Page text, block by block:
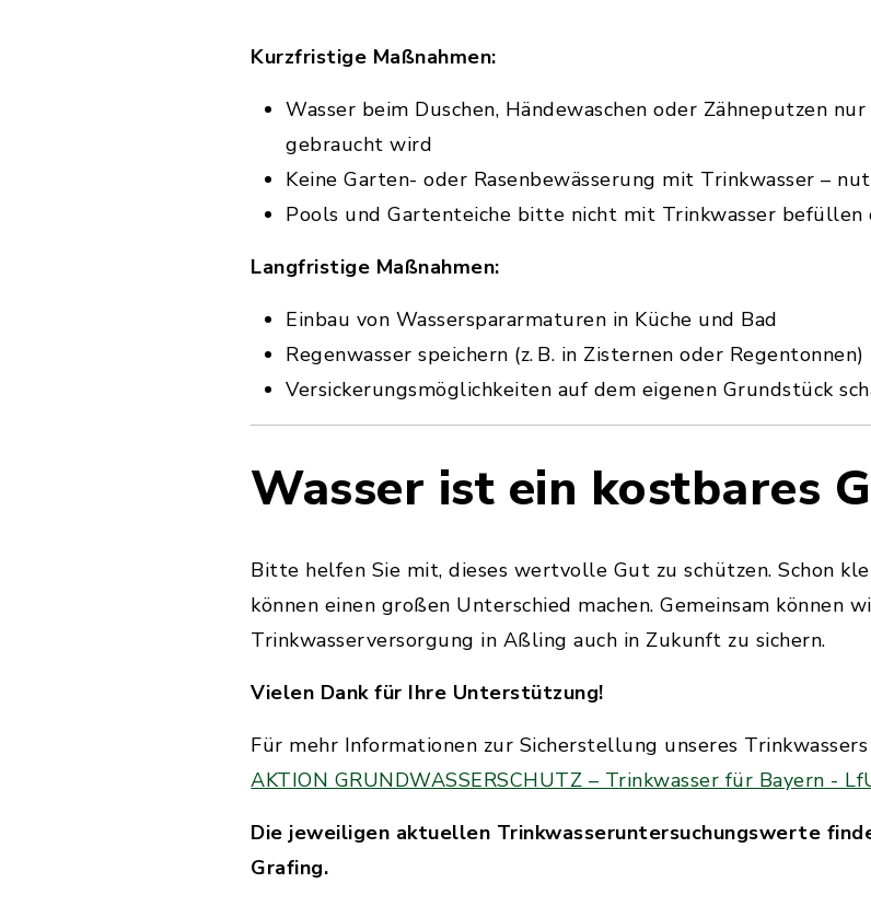
Kurzfristige Maßnahmen:
Wasser beim Duschen, Händewaschen oder Zähneputzen
gebraucht wird
Keine Garten- oder Rasenbewässerung mit Trinkwasser –
Pools und Gartenteiche bitte nicht mit Trinkwasser befüllen
Langfristige Maßnahmen:
Einbau von Wasserspararmaturen in Küche und Bad
Regenwasser speichern (z. B. in Zisternen oder Regentonnen)
Versickerungsmöglichkeiten auf dem eigenen Grundstück
Wasser ist ein kostbares
Bitte helfen Sie mit, dieses wertvolle Gut zu schützen. Schon
können einen großen Unterschied machen. Gemeinsam können
Trinkwasserversorgung in Aßling auch in Zukunft zu sichern.
Vielen Dank für Ihre Unterstützung!
Für mehr Informationen zur Sicherstellung unseres
AKTION GRUNDWASSERSCHUTZ – Trinkwasser für Bayern -
Die jeweiligen aktuellen Trinkwasseruntersuchungswerte
Grafing.